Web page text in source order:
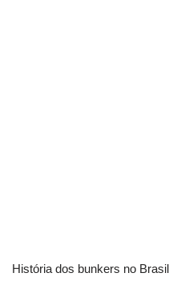
História dos bunkers no Brasil